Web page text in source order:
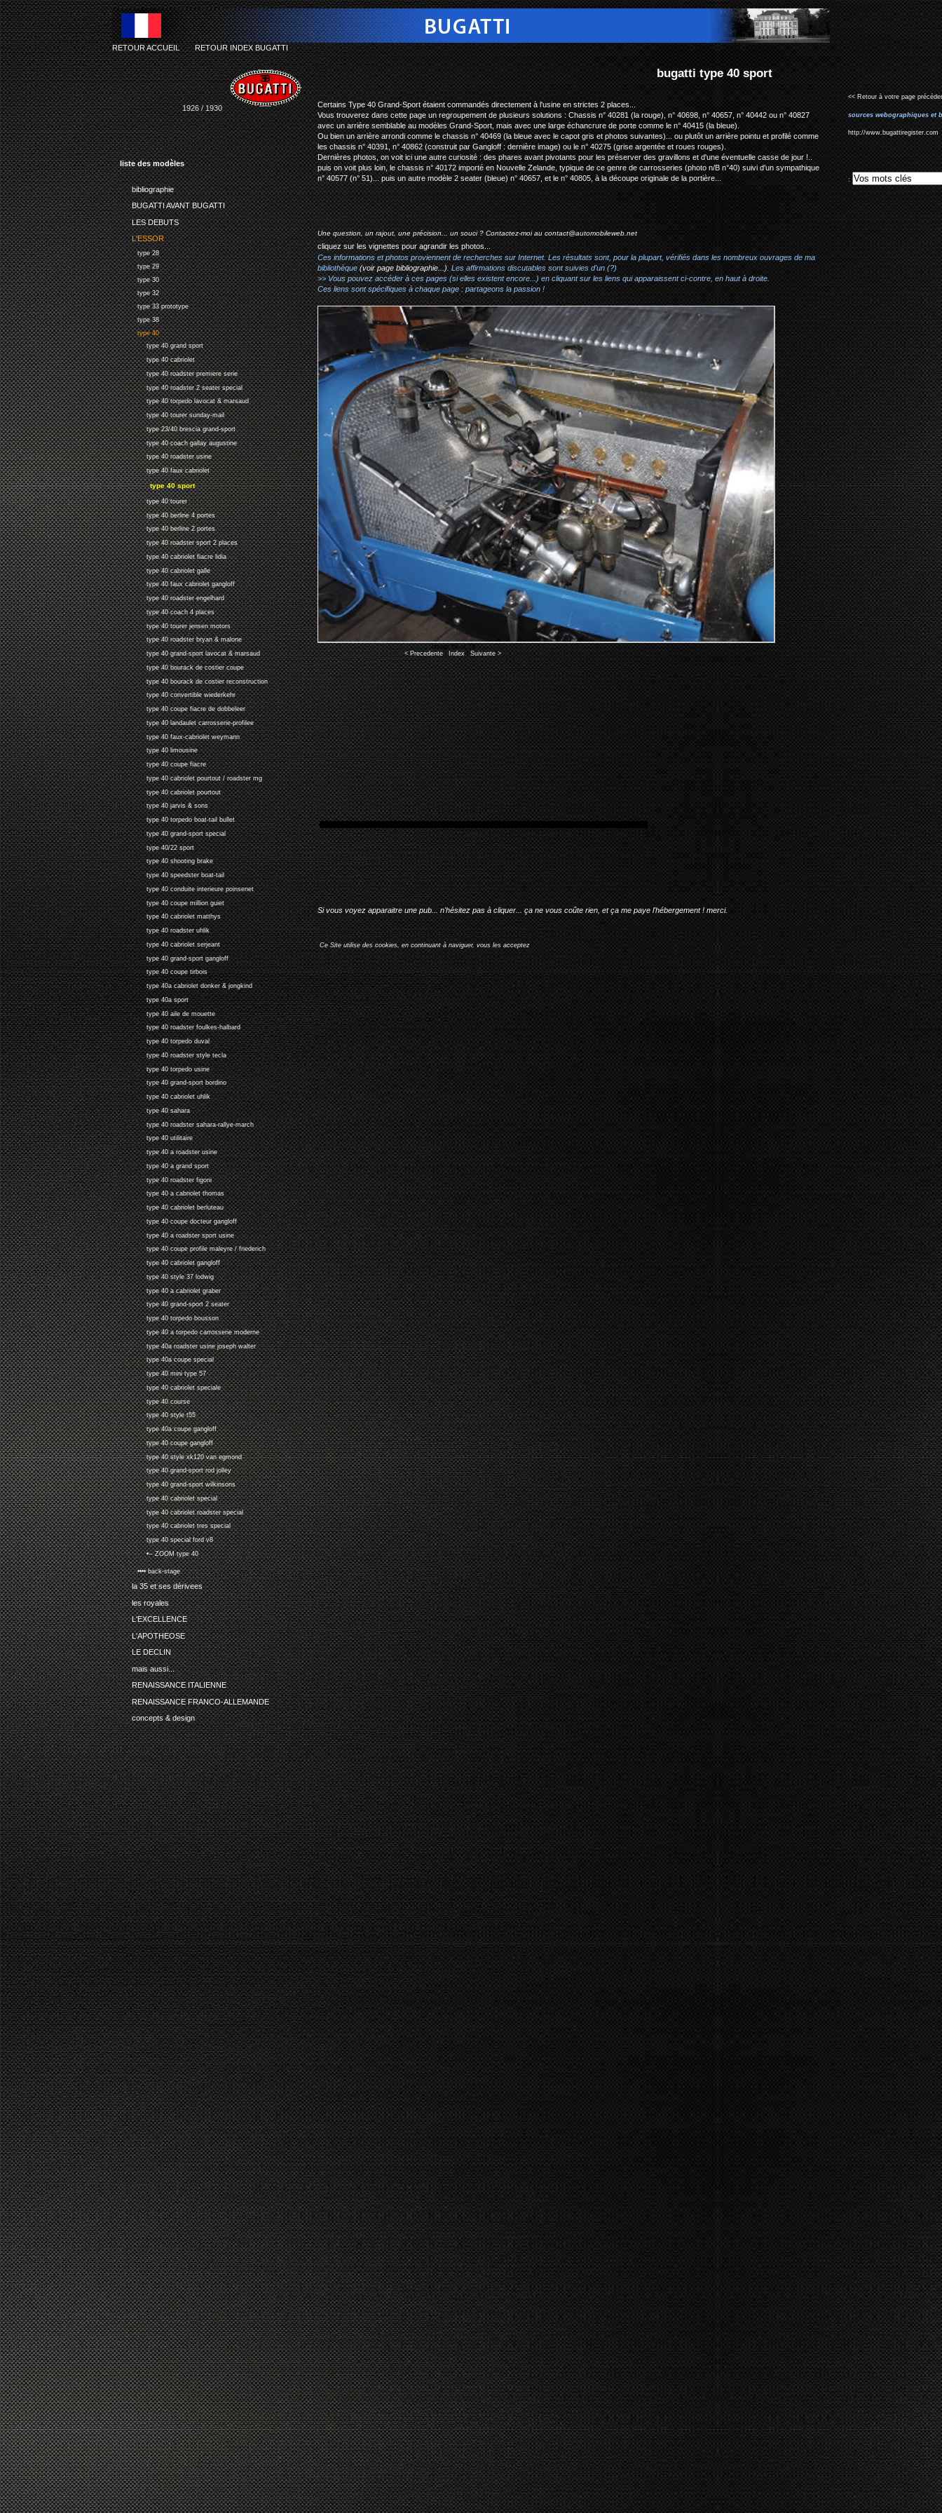
liste des modèles
bibliographie
BUGATTI AVANT BUGATTI
LES DEBUTS
L'ESSOR
type 28
type 29
type 30
type 32
type 33 prototype
type 38
type 40
type 40 grand sport
type 40 cabriolet
type 40 roadster premiere serie
type 40 roadster 2 seater special
type 40 torpedo lavocat & marsaud
type 40 tourer sunday-mail
type 23/40 brescia grand-sport
type 40 coach gallay augustine
type 40 roadster usine
type 40 faux cabriolet
type 40 sport
type 40 tourer
type 40 berline 4 portes
type 40 berline 2 portes
type 40 roadster sport 2 places
type 40 cabriolet fiacre lidia
type 40 cabriolet galle
type 40 faux cabriolet gangloff
type 40 roadster engelhard
type 40 coach 4 places
type 40 tourer jensen motors
type 40 roadster bryan & malone
type 40 grand-sport lavocat & marsaud
type 40 bourack de costier coupe
type 40 bourack de costier reconstruction
type 40 convertible wiederkehr
type 40 coupe fiacre de dobbeleer
type 40 landaulet carrosserie-profilee
type 40 faux-cabriolet weymann
type 40 limousine
type 40 coupe fiacre
type 40 cabriolet pourtout / roadster mg
type 40 cabriolet pourtout
type 40 jarvis & sons
type 40 torpedo boat-tail bullet
type 40 grand-sport special
type 40/22 sport
type 40 shooting brake
type 40 speedster boat-tail
type 40 conduite interieure poinsenet
type 40 coupe million guiet
type 40 cabriolet matthys
type 40 roadster uhlik
type 40 cabriolet serjeant
type 40 grand-sport gangloff
type 40 coupe tirbois
type 40a cabriolet donker & jongkind
type 40a sport
type 40 aile de mouette
type 40 roadster foulkes-halbard
type 40 torpedo duval
type 40 roadster style tecla
type 40 torpedo usine
type 40 grand-sport bordino
type 40 cabriolet uhlik
type 40 sahara
type 40 roadster sahara-rallye-march
type 40 utilitaire
type 40 a roadster usine
type 40 a grand sport
type 40 roadster figoni
type 40 a cabriolet thomas
type 40 cabriolet berluteau
type 40 coupe docteur gangloff
type 40 a roadster sport usine
type 40 coupe profile maleyre / friederich
type 40 cabriolet gangloff
type 40 style 37 lodwig
type 40 a cabriolet graber
type 40 grand-sport 2 seater
type 40 torpedo bousson
type 40 a torpedo carrosserie moderne
type 40a roadster usine joseph walter
type 40a coupe special
type 40 mini type 57
type 40 cabriolet speciale
type 40 course
type 40 style t55
type 40a coupe gangloff
type 40 coupe gangloff
type 40 style xk120 van egmond
type 40 grand-sport rod jolley
type 40 grand-sport wilkinsons
type 40 cabriolet special
type 40 cabriolet roadster special
type 40 cabriolet tres special
type 40 special ford v8
•-- ZOOM type 40
•••• back-stage
la 35 et ses dérivees
les royales
L'EXCELLENCE
L'APOTHEOSE
LE DECLIN
mais aussi...
RENAISSANCE ITALIENNE
RENAISSANCE FRANCO-ALLEMANDE
concepts & design
bugatti type 40 sport
RETOUR ACCUEIL-RETOUR INDEX BUGATTI
1926 / 1930
Certains Type 40 Grand-Sport étaient commandés directement à l'usine en strictes 2 places...
Vous trouverez dans cette page un regroupement de plusieurs solutions : Chassis n° 40281 (la rouge), n° 40698, n° 40657, n° 40442 ou n° 40827
avec un arrière semblable au modèles Grand-Sport, mais avec une large échancrure de porte comme le n° 40415 (la bleue).
Ou bien un arrière arrondi comme le chassis n° 40469 (la bleue avec le capot gris et photos suivantes)... ou plutôt un arrière pointu et profilé comme
les chassis n° 40391, n° 40862 (construit par Gangloff : dernière image) ou le n° 40275 (grise argentée et roues rouges).
Dernières photos, on voit ici une autre curiosité : des phares avant pivotants pour les préserver des gravillons et d'une éventuelle casse de jour !..
puis on voit plus loin, le chassis n° 40172 importé en Nouvelle Zelande, typique de ce genre de carrosseries (photo n/B n°40) suivi d'un sympathique
n° 40577 (n° 51)... puis un autre modèle 2 seater (bleue) n° 40657, et le n° 40805, à la découpe originale de la portière...
Une question, un rajout, une précision... un souci ? Contactez-moi aucontact@automobileweb.net
cliquez sur les vignettes pour agrandir les photos...
Ces informations et photos proviennent de recherches sur Internet. Les résultats sont, pour la plupart, vérifiés dans les nombreux ouvrages de ma
bibliothèque(voir page bibliographie...). Les affirmations discutables sont suivies d'un (?)
>> Vous pouvez accéder à ces pages (si elles existent encore...) en cliquant sur les liens qui apparaissent ci-contre, en haut à droite.
Ces liens sont spécifiques à chaque page : partageons la passion !
Image 68 of 79
< Precedente| Index| Suivante >
Si vous voyez apparaitre une pub... n'hésitez pas à cliquer... ça ne vous coûte rien, et ça me paye l'hébergement ! merci.
Ce Site utilise des cookies, en continuant à naviguer, vous les acceptez
<< Retour à votre page
sources webographiques et
http://www.bugattiregister.com
: